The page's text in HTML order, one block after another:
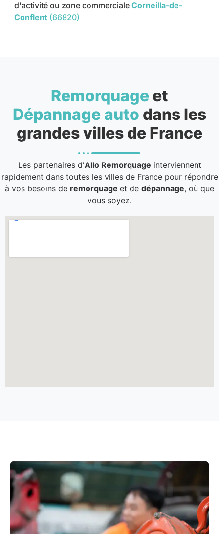
d'activité ou zone commerciale Corneilla-de-
Conflent (66820)
Remorquage et
Dépannage auto dans les
grandes villes de France
Les partenaires d'Allo Remorquage interviennent
rapidement dans toutes les villes de France pour répondre
à vos besoins de remorquage et de dépannage, où que
vous soyez.